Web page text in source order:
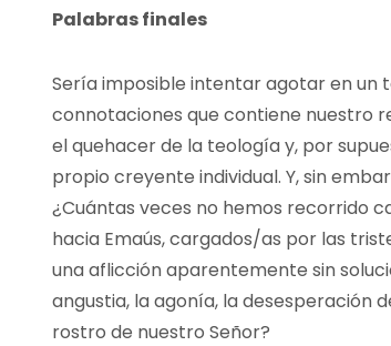
Palabras finales
Sería imposible intentar agotar en un
connotaciones que contiene nuestro
el quehacer de la teología y, por
propio creyente individual. Y, sin
¿Cuántas veces no hemos recorrido
hacia Emaús, cargados/as por las
una aflicción aparentemente sin
angustia, la agonía, la desesperación
rostro de nuestro Señor?